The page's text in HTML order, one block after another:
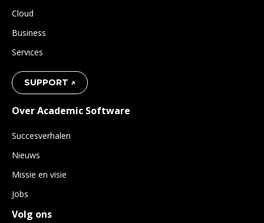
Cloud
Business
Services
SUPPORT ↗
Over Academic Software
Succesverhalen
Nieuws
Missie en visie
Jobs
Volg ons